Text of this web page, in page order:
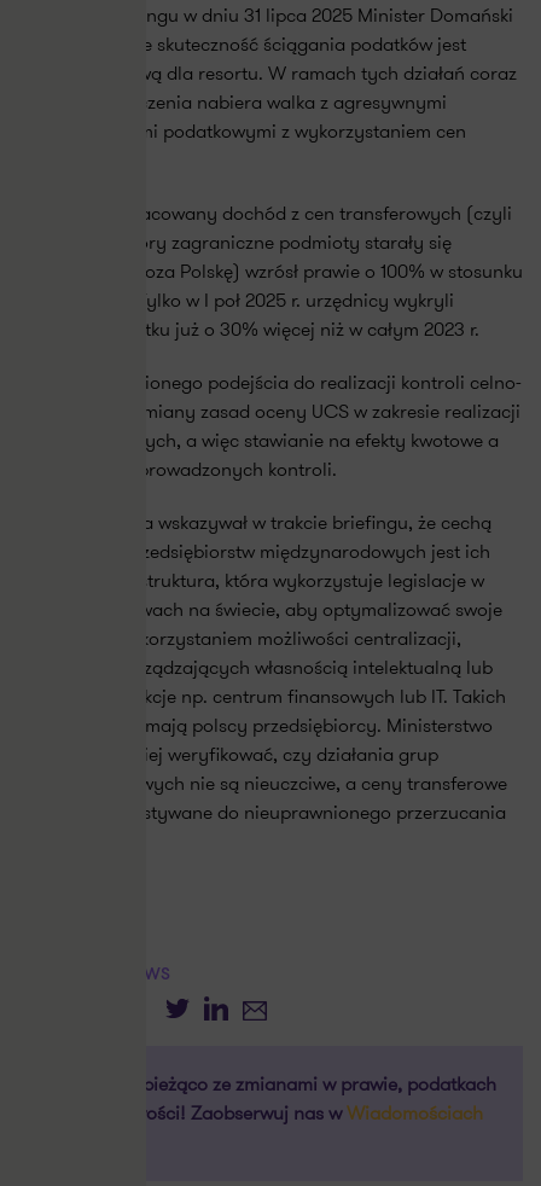
W trakcie briefingu w dniu 31 lipca 2025 Minister Domański
przypomniał, że skuteczność ściągania podatków jest
kwestią kluczową dla resortu. W ramach tych działań coraz
większego znaczenia nabiera walka z agresywnymi
optymalizacjami podatkowymi z wykorzystaniem cen
W 2024 r. doszacowany dochód z cen transferowych (czyli
ten dochód, który zagraniczne podmioty starały się
wyprowadzić poza Polskę) wzrósł prawie o 100% w stosunku
do roku 2023. Tylko w I poł 2025 r. urzędnicy wykryli
zaniżenie podatku już o 30% więcej niż w całym 2023 r.
To wynik zmienionego podejścia do realizacji kontroli celno-
skarbowych i zmiany zasad oceny UCS w zakresie realizacji
zadań kontrolnych, a więc stawianie na efekty kwotowe a
nie liczbę przeprowadzonych kontroli.
Minister Łoboda wskazywał w trakcie briefingu, że cechą
dominującą przedsiębiorstw międzynarodowych jest ich
rozbudowana struktura, która wykorzystuje legislacje w
różnych państwach na świecie, aby optymalizować swoje
dochody, z wykorzystaniem możliwości centralizacji,
podmiotów zarządzających własnością intelektualną lub
pełniących funkcje np. centrum finansowych lub IT. Takich
możliwości nie mają polscy przedsiębiorcy. Ministerstwo
chce zatem lepiej weryfikować, czy działania grup
międzynarodowych nie są nieuczciwe, a ceny transferowe
nie są wykorzystywane do nieuprawnionego przerzucania
GOOGLE NEWS
TwitterLinkedIn
E-mail
Bądź na bieżąco ze zmianami w prawie, podatkach
i księgowości! Zaobserwuj nas wWiadomościach